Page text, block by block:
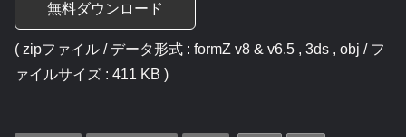
無料ダウンロード
( zipファイル / データ形式 : formZ v8 & v6.5 , 3ds , obj / フ
ァイルサイズ : 411 KB )